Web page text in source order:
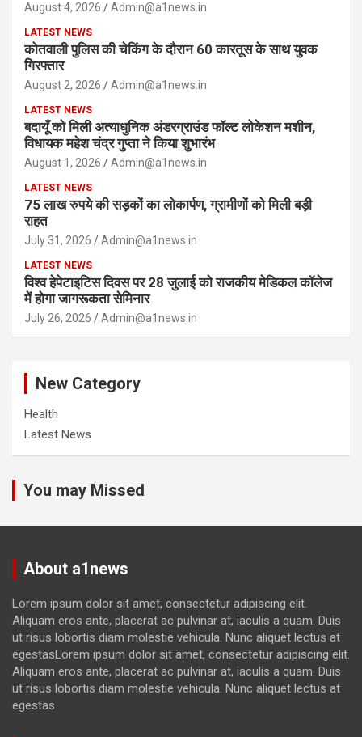
August 4, 2026 Admin@a1news.in
LATEST NEWS
कोतवाली पुलिस की चेकिंग के दौरान 60 कारतूस के साथ युवक
गिरफ्तार
August 2, 2026 Admin@a1news.in
LATEST NEWS
बदायूँ को मिली अत्याधुनिक अंडरग्राउंड फॉल्ट लोकेशन मशीन,
विधायक महेश चंद्र गुप्ता ने किया शुभारंभ
August 1, 2026 Admin@a1news.in
LATEST NEWS
75 लाख रुपये की सड़कों का लोकार्पण, ग्रामीणों को मिली बड़ी
राहत
July 31, 2026 Admin@a1news.in
LATEST NEWS
विश्व हेपेटाइटिस दिवस पर 28 जुलाई को राजकीय मेडिकल कॉलेज
में होगा जागरूकता सेमिनार
July 26, 2026 Admin@a1news.in
New Category
Health
Latest News
You may Missed
About a1news
Lorem ipsum dolor sit amet, consectetur adipiscing elit.
Aliquam eros ante, placerat ac pulvinar at, iaculis a quam. Duis
ut risus lobortis diam molestie vehicula. Nunc aliquet lectus at
egestasLorem ipsum dolor sit amet, consectetur adipiscing elit.
Aliquam eros ante, placerat ac pulvinar at, iaculis a quam. Duis
ut risus lobortis diam molestie vehicula. Nunc aliquet lectus at
egestas